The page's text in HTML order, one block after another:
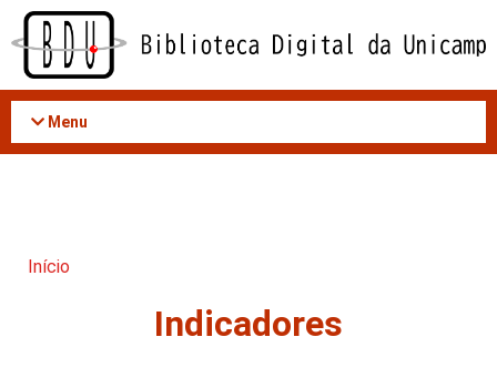
Acessar
conteúdo
Menu
Início
Indicadores